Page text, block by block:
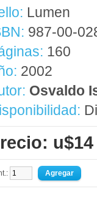
Lumen
987-00-
160
2002
Osvaldo
u$14